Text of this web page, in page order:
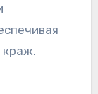
краж.